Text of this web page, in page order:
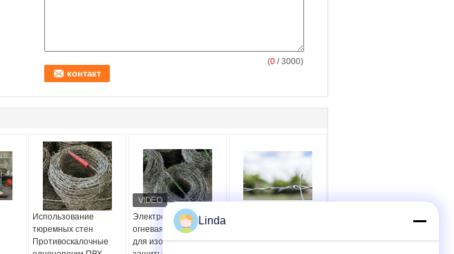
(0 / 3000)
Использование
тюремных стен
Противоскалочные
Электрогальванизированная
огневая проволока
для изоляции и
двойной нитью
Linda